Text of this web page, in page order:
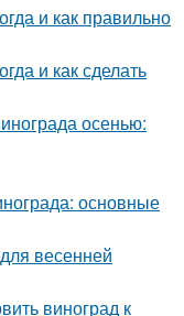
и как правильно
и как сделать
осенью:
основные
весенней
виноград к